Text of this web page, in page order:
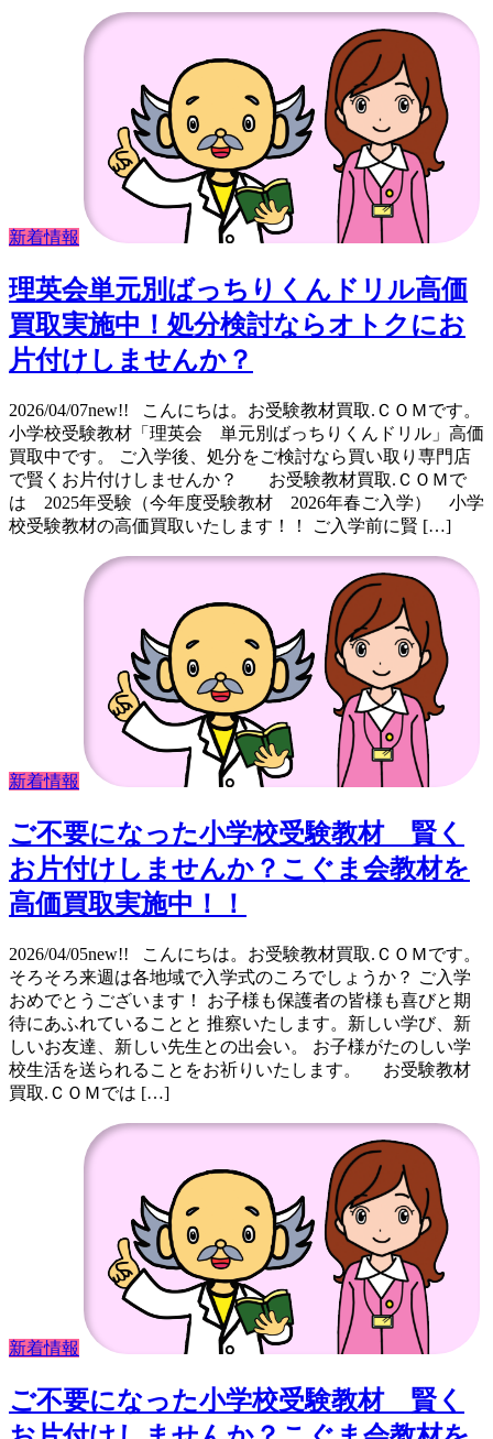
新着情報
理英会単元別ばっちりくんドリル高価
買取実施中！処分検討ならオトクにお
片付けしませんか？
2026/04/07new!! こんにちは。お受験教材買取.ＣＯＭです。
小学校受験教材「理英会 単元別ばっちりくんドリル」高価
買取中です。 ご入学後、処分をご検討なら買い取り専門店
で賢くお片付けしませんか？ お受験教材買取.ＣＯＭで
は 2025年受験（今年度受験教材 2026年春ご入学） 小学
校受験教材の高価買取いたします！！ ご入学前に賢 […]
新着情報
ご不要になった小学校受験教材 賢く
お片付けしませんか？こぐま会教材を
高価買取実施中！！
2026/04/05new!! こんにちは。お受験教材買取.ＣＯＭです。
そろそろ来週は各地域で入学式のころでしょうか？ ご入学
おめでとうございます！ お子様も保護者の皆様も喜びと期
待にあふれていることと 推察いたします。新しい学び、新
しいお友達、新しい先生との出会い。 お子様がたのしい学
校生活を送られることをお祈りいたします。 お受験教材
買取.ＣＯＭでは […]
新着情報
ご不要になった小学校受験教材 賢く